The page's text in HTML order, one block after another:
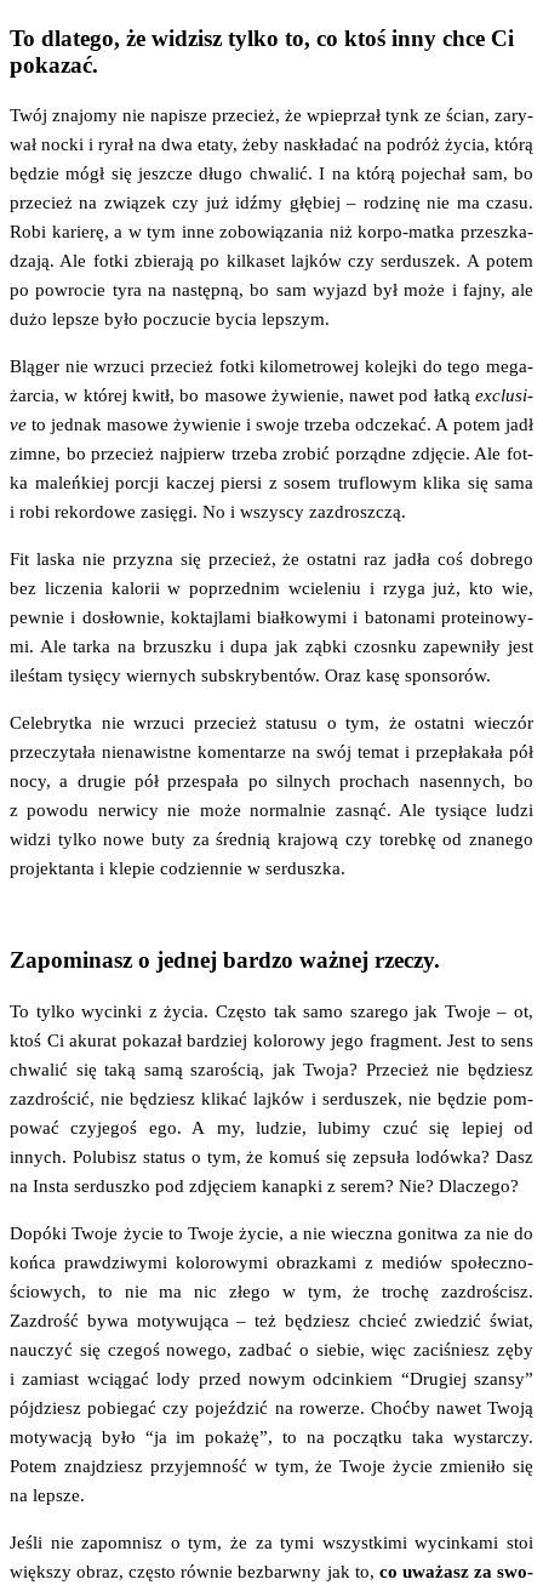
To dlatego, że widzisz tylko to, co ktoś inny chce Ci
pokazać.
Twój zna­jo­my nie napi­sze prze­cież, że wpie­przał tynk ze ścian, zary­
wał noc­ki i ryrał na dwa eta­ty, żeby naskła­dać na podróż życia, któ­rą
będzie mógł się jesz­cze dłu­go chwa­lić. I na któ­rą poje­chał sam, bo
prze­cież na zwią­zek czy już idź­my głę­biej – rodzi­nę nie ma cza­su.
Robi karie­rę, a w tym inne zobo­wią­za­nia niż kor­po-mat­ka prze­szka­
dza­ją. Ale fot­ki zbie­ra­ją po kil­ka­set laj­ków czy ser­du­szek. A potem
po powro­cie tyra na następ­ną, bo sam wyjazd był może i faj­ny, ale
dużo lep­sze było poczu­cie bycia lepszym.
Blą­ger nie wrzu­ci prze­cież fot­ki kilo­me­tro­wej kolej­ki do tego mega-
żar­cia, w któ­rej kwitł, bo maso­we żywie­nie, nawet pod łat­ką exc­lu­si­
ve to jed­nak maso­we żywie­nie i swo­je trze­ba odcze­kać. A potem jadł
zim­ne, bo prze­cież naj­pierw trze­ba zro­bić porząd­ne zdję­cie. Ale fot­
ka maleń­kiej por­cji kaczej pier­si z sosem tru­flo­wym kli­ka się sama
i robi rekor­do­we zasię­gi. No i wszy­scy zazdroszczą.
Fit laska nie przy­zna się prze­cież, że ostat­ni raz jadła coś dobre­go
bez licze­nia kalo­rii w poprzed­nim wcie­le­niu i rzy­ga już, kto wie,
pew­nie i dosłow­nie, kok­taj­la­mi biał­ko­wy­mi i bato­na­mi pro­te­ino­wy­
mi. Ale tar­ka na brzusz­ku i dupa jak ząb­ki czosn­ku zapew­ni­ły jest
ileś­tam tysię­cy wier­nych sub­skry­ben­tów. Oraz kasę sponsorów.
Cele­bryt­ka nie wrzu­ci prze­cież sta­tu­su o tym, że ostat­ni wie­czór
prze­czy­ta­ła nie­na­wist­ne komen­ta­rze na swój temat i prze­pła­ka­ła pół
nocy, a dru­gie pół prze­spa­ła po sil­nych pro­chach nasen­nych, bo
z powo­du ner­wi­cy nie może nor­mal­nie zasnąć. Ale tysią­ce ludzi
widzi tyl­ko nowe buty za śred­nią kra­jo­wą czy toreb­kę od zna­ne­go
pro­jek­tan­ta i kle­pie codzien­nie w serduszka.
Zapominasz o jednej bardzo ważnej rzeczy.
To tyl­ko wycin­ki z życia. Czę­sto tak samo sza­re­go jak Two­je – ot,
ktoś Ci aku­rat poka­zał bar­dziej kolo­ro­wy jego frag­ment. Jest to sens
chwa­lić się taką samą sza­ro­ścią, jak Two­ja? Prze­cież nie będziesz
zazdro­ścić, nie będziesz kli­kać laj­ków i ser­du­szek, nie będzie pom­
po­wać czy­je­goś ego. A my, ludzie, lubi­my czuć się lepiej od
innych. Polu­bisz sta­tus o tym, że komuś się zepsu­ła lodów­ka? Dasz
na Insta ser­dusz­ko pod zdję­ciem kanap­ki z serem? Nie? Dlaczego?
Dopó­ki Two­je życie to Two­je życie, a nie wiecz­na goni­twa za nie do
koń­ca praw­dzi­wy­mi kolo­ro­wy­mi obraz­ka­mi z mediów spo­łecz­no­
ścio­wych, to nie ma nic złe­go w tym, że tro­chę zazdro­ścisz.
Zazdrość bywa moty­wu­ją­ca – też będziesz chcieć zwie­dzić świat,
nauczyć się cze­goś nowe­go, zadbać o sie­bie, więc zaci­śniesz zęby
i zamiast wcią­gać lody przed nowym odcin­kiem “Dru­giej szan­sy”
pój­dziesz pobie­gać czy pojeź­dzić na rowe­rze. Choć­by nawet Two­ją
moty­wa­cją było “ja im poka­żę”, to na począt­ku taka wystar­czy.
Potem znaj­dziesz przy­jem­ność w tym, że Two­je życie zmie­ni­ło się
na lepsze.
Jeśli nie zapo­mnisz o tym, że za tymi wszyst­ki­mi wycin­ka­mi stoi
więk­szy obraz, czę­sto rów­nie bez­barw­ny jak to, co uwa­żasz za swo­